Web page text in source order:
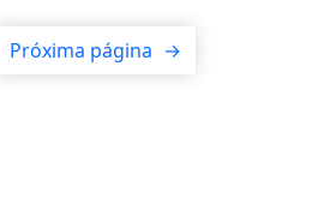
Próxima página →